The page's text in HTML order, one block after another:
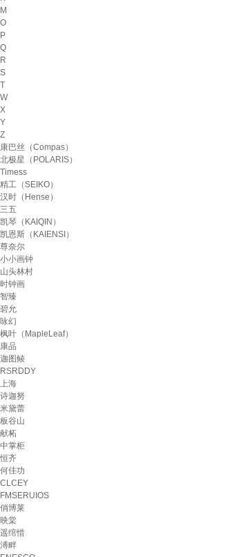
M
O
P
Q
R
S
T
W
X
Y
Z
康巴丝（Compas）
北极星（POLARIS）
Timess
精工（SEIKO）
汉时（Hense）
三五
凯琴（KAIQIN）
凯恩斯（KAIENSI）
尊奈尔
小小画钟
山头林村
时钟画
智臻
碧允
咏幻
枫叶（MapleLeaf）
康品
迦图鲮
RSRDDY
上海
诗迦努
米黛蕾
板谷山
献柘
中掌柜
恒齐
何佳功
CLCEY
FMSERUIOS
俏博莱
映棠
遥绾惜
溥畔